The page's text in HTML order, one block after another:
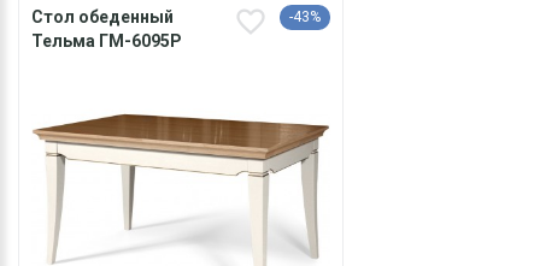
Стол обеденный
Тельма ГМ-6095Р
-43%